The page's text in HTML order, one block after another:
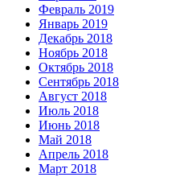
Февраль 2019
Январь 2019
Декабрь 2018
Ноябрь 2018
Октябрь 2018
Сентябрь 2018
Август 2018
Июль 2018
Июнь 2018
Май 2018
Апрель 2018
Март 2018